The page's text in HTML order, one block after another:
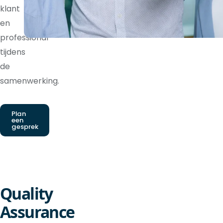
klant
en
professional
tijdens
de
samenwerking.
Plan
een
gesprek
Quality
Assurance